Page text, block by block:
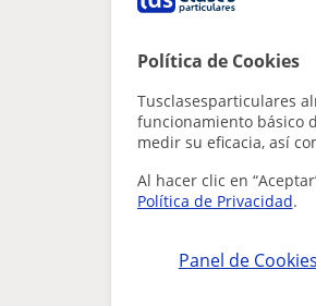
Política de Cookies
Tusclasesparticulares
funcionamiento básico
medir su eficacia, así
Al hacer clic en
Política de Privacidad.
Panel de Cookies